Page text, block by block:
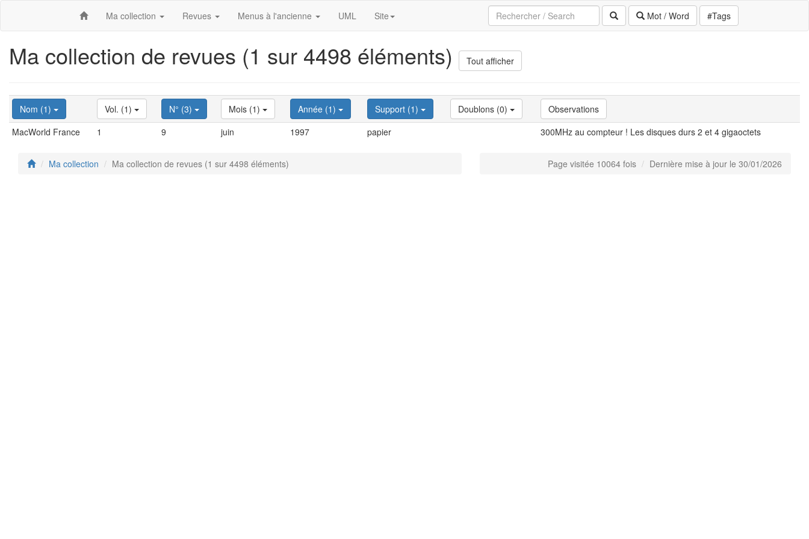
Ma collection Revues Menus à l'ancienne UML Site Mot / Word #Tags
Ma collection de revues (1 sur 4498 éléments) Tout afficher
Nom (1) Vol. (1) N° (3) Mois (1) Année (1) Support (1) Doublons (0)
Observations
MacWorld France
1 9 juin 1997 papier 300MHz au compteur ! Les disques durs 2 et 4 gigaoctets
Ma collection Ma collection de revues (1 sur 4498 éléments) Page visitée 10064 fois Dernière mise à jour le 30/01/2026